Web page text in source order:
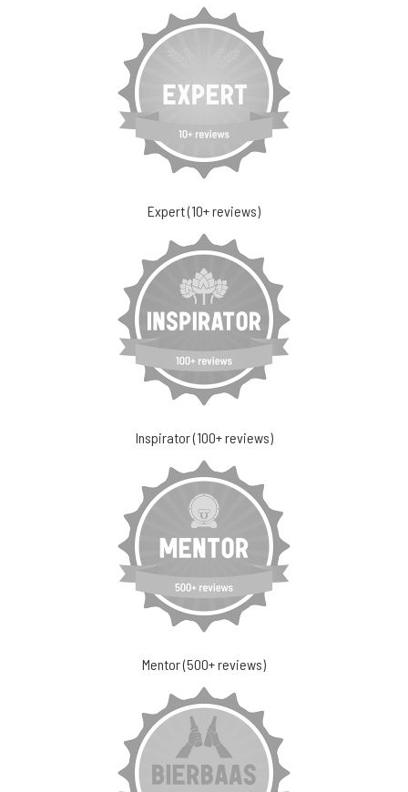
Expert (10+ reviews)
Inspirator (100+ reviews)
Mentor (500+ reviews)